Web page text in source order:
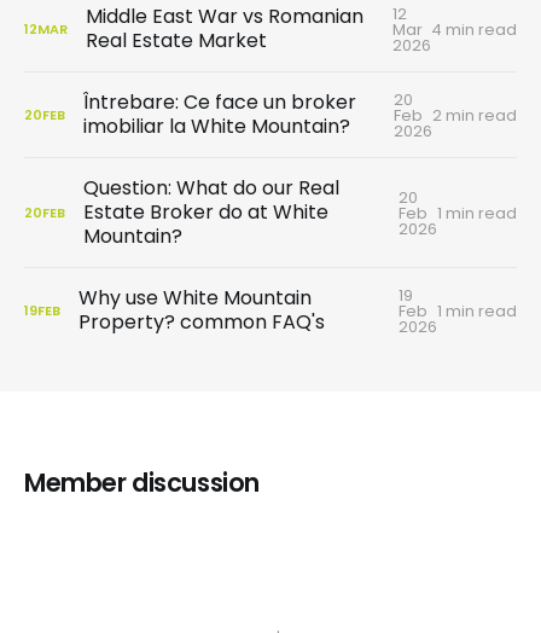
12MAR
Middle East War vs Romanian
Real Estate Market
12
Mar
2026
4 min read
20FEB
Întrebare: Ce face un broker
imobiliar la White Mountain?
20
Feb
2026
2 min read
20FEB
Question: What do our Real
Estate Broker do at White
Mountain?
20
Feb
2026
1 min read
19FEB
Why use White Mountain
Property? common FAQ's
19
Feb
2026
1 min read
Member discussion